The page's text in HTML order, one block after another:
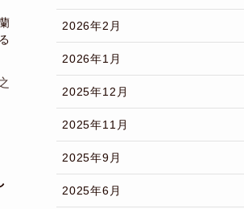
2026年2月
2026年1月
2025年12月
2025年11月
2025年9月
2025年6月